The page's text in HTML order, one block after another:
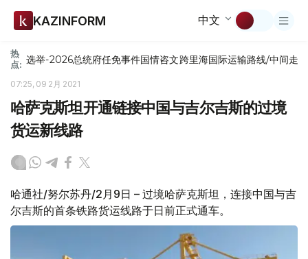
KAZINFORM 中文
热
点: 选举-2026总统府任免事件国情咨文跨里海国际运输路线/中间走廊
07:25, 09 2月 2021
哈萨克斯坦开通链接中国与吉尔吉斯的过境
货运新线路
哈通社/努尔苏丹/2月9日 – 过境哈萨克斯坦，连接中国与吉
尔吉斯的首条铁路货运线路于日前正式通车。